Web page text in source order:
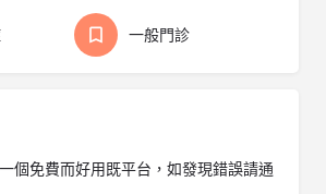
一般門診
個免費而好用既平台，如發現錯誤請通